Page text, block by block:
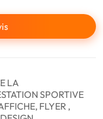
LA
SPORTIVE
FLYER ,